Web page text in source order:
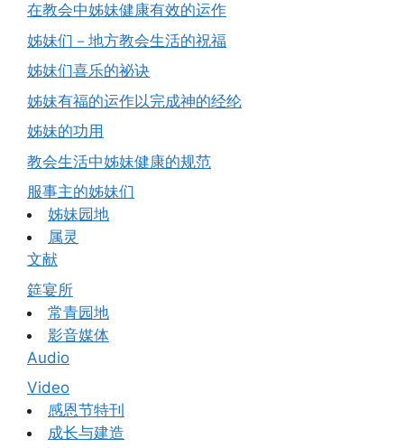
在教会中姊妹健康有效的运作
姊妹们－地方教会生活的祝福
姊妹们喜乐的祕诀
姊妹有福的运作以完成神的经纶
姊妹的功用
教会生活中姊妹健康的规范
服事主的姊妹们
姊妹园地
属灵
文献
筵宴所
常青园地
影音媒体
Audio
Video
感恩节特刊
成长与建造